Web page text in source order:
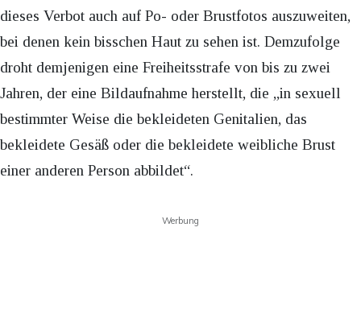
dieses Verbot auch auf Po- oder Brustfotos auszuweiten,
bei denen kein bisschen Haut zu sehen ist. Demzufolge
droht demjenigen eine Freiheitsstrafe von bis zu zwei
Jahren, der eine Bildaufnahme herstellt, die „in sexuell
bestimmter Weise die bekleideten Genitalien, das
bekleidete Gesäß oder die bekleidete weibliche Brust
einer anderen Person abbildet“.
Werbung